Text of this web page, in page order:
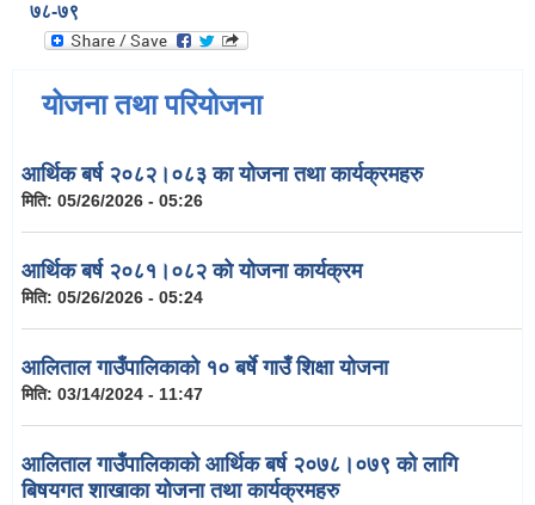
७८-७९
योजना तथा परियोजना
आर्थिक बर्ष २०८२।०८३ का योजना तथा कार्यक्रमहरु
मिति: 05/26/2026 - 05:26
आर्थिक बर्ष २०८१।०८२ को योजना कार्यक्रम
मिति: 05/26/2026 - 05:24
आलिताल गाउँपालिकाको १० बर्षे गाउँ शिक्षा योजना
मिति: 03/14/2024 - 11:47
आलिताल गाउँपालिकाको आर्थिक बर्ष २०७८।०७९ को लागि
बिषयगत शाखाका योजना तथा कार्यक्रमहरु